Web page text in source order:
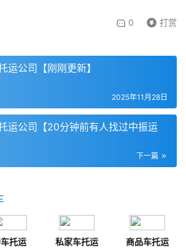
0 打赏
运公司【刚刚更新】
2025年11月28日
运公司【20分钟前有人找过中振运
下一篇
托运 私家车托运 商品车托运